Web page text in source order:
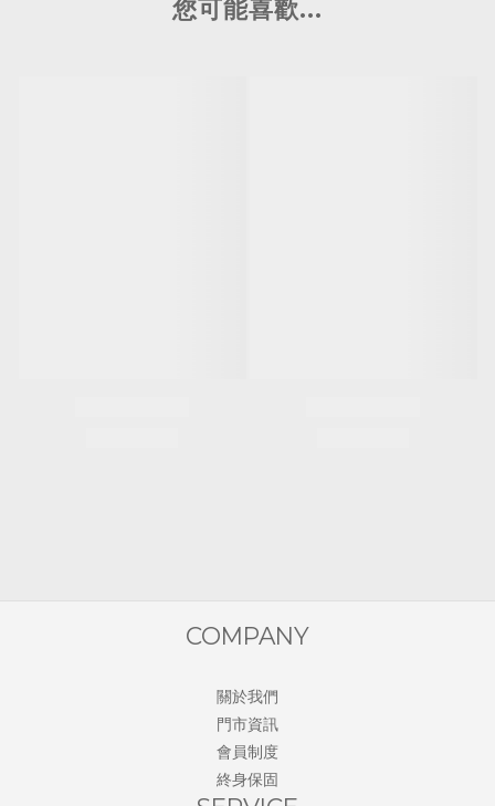
您可能喜歡...
COMPANY
關於我們
門市資訊
會員制度
終身保固